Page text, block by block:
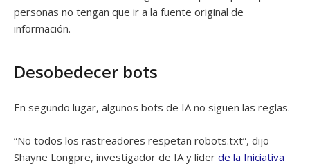
personas no tengan que ir a la fuente original de
información.
Desobedecer bots
En segundo lugar, algunos bots de IA no siguen las reglas.
“No todos los rastreadores respetan robots.txt”, dijo
Shayne Longpre, investigador de IA y líder de la Iniciativa